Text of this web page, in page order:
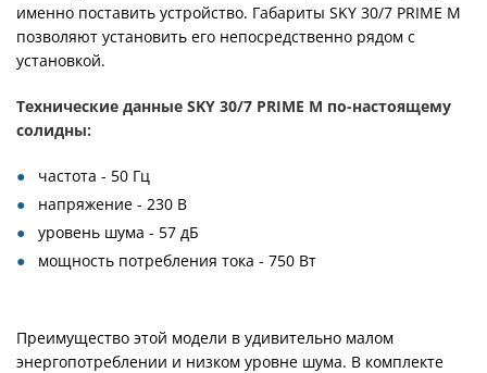
именно поставить устройство. Габариты SKY 30/7 PRIME М
позволяют установить его непосредственно рядом с
установкой.
Технические данные SKY 30/7 PRIME М по-настоящему
солидны:
частота - 50 Гц
напряжение - 230 В
уровень шума - 57 дБ
мощность потребления тока - 750 Вт
Преимущество этой модели в удивительно малом
энергопотреблении и низком уровне шума. В комплекте